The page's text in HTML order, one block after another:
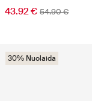
43.92 € 54.90 €
30% Nuolaida